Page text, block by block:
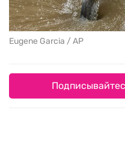
Eugene Garcia / AP